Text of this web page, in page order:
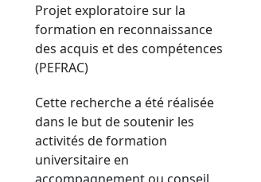
Projet exploratoire sur la
formation en reconnaissance
des acquis et des compétences
(PEFRAC)
Cette recherche a été réalisée
dans le but de soutenir les
activités de formation
universitaire en